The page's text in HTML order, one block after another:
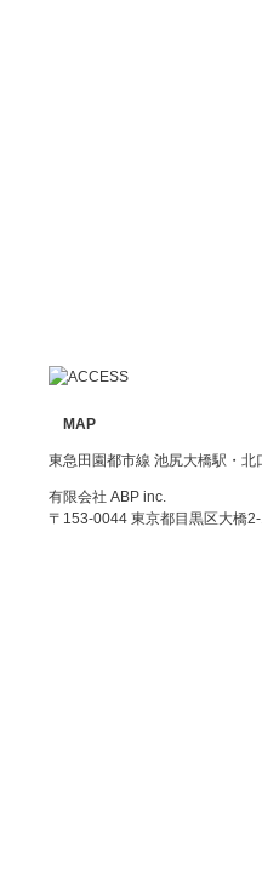
MAP
東急田園都市線 池尻大橋駅・北
有限会社 ABP inc.
〒153-0044 東京都目黒区大橋